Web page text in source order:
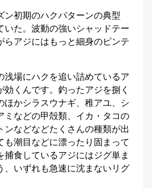
ン初期のハクパターンの典型
いた。波動の強いシャッドテー
らアジにはもっと細身のピンテ
浅場にハクを追い詰めているア
くんです。釣ったアジを捌く
ほかシラスウナギ、稚アユ、シ
ミなどの甲殻類、イカ・タコの
などなどたくさんの種類が出
潮目などに漂ったり固まって
食しているアジにはジグ単ま
、いずれも急速に沈まないリグ